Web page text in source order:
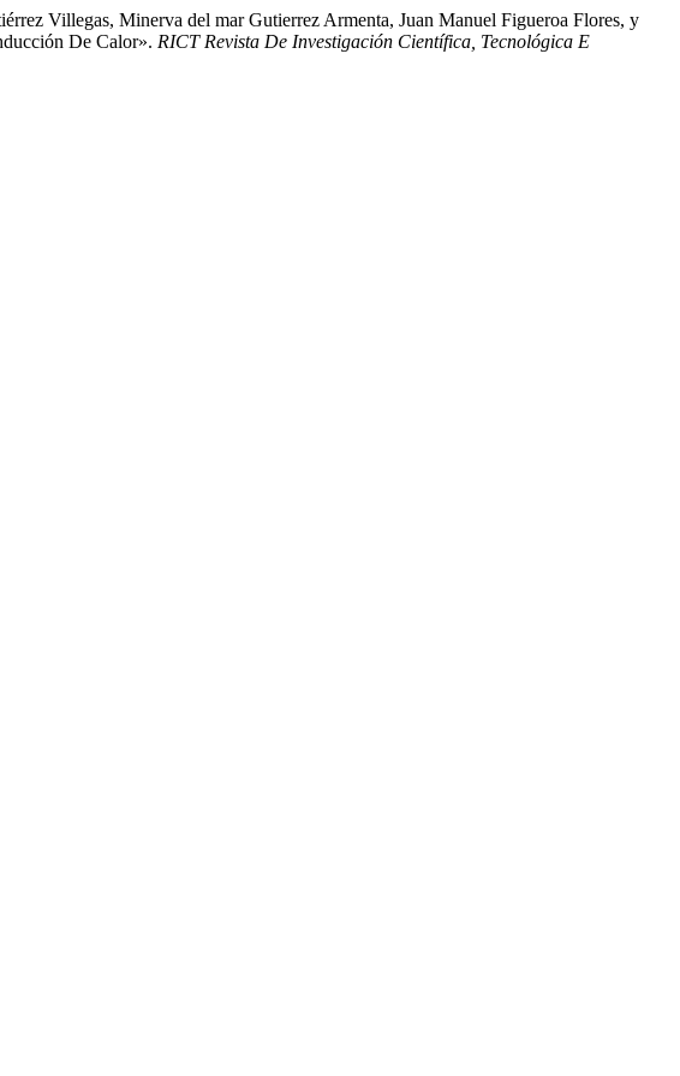
Villegas, Minerva del mar Gutierrez Armenta, Juan Manuel Figueroa Flores, y
De Calor». RICT Revista De Investigación Científica, Tecnológica E